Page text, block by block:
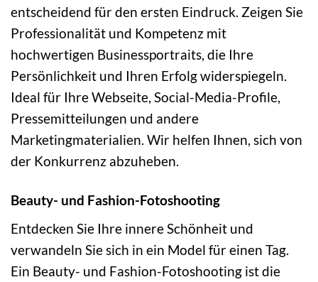
entscheidend für den ersten Eindruck. Zeigen Sie
Professionalität und Kompetenz mit
hochwertigen Businessportraits, die Ihre
Persönlichkeit und Ihren Erfolg widerspiegeln.
Ideal für Ihre Webseite, Social-Media-Profile,
Pressemitteilungen und andere
Marketingmaterialien. Wir helfen Ihnen, sich von
der Konkurrenz abzuheben.
Beauty- und Fashion-Fotoshooting
Entdecken Sie Ihre innere Schönheit und
verwandeln Sie sich in ein Model für einen Tag.
Ein Beauty- und Fashion-Fotoshooting ist die